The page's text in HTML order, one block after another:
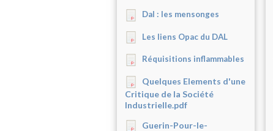
Dal : les mensonges
Les liens Opac du DAL
Réquisitions inflammables
Quelques Elements d'une
Critique de la Société
Industrielle.pdf
Guerin-Pour-le-